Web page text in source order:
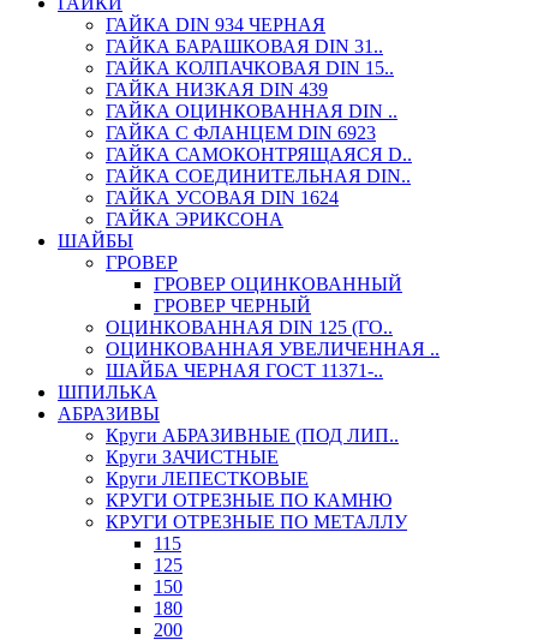
ГАЙКА DIN 934 ЧЕРНАЯ
ГАЙКА БАРАШКОВАЯ DIN 31..
ГАЙКА КОЛПАЧКОВАЯ DIN 15..
ГАЙКА НИЗКАЯ DIN 439
ГАЙКА ОЦИНКОВАННАЯ DIN ..
ГАЙКА С ФЛАНЦЕМ DIN 6923
ГАЙКА САМОКОНТРЯЩАЯСЯ D..
ГАЙКА СОЕДИНИТЕЛЬНАЯ DIN..
ГАЙКА УСОВАЯ DIN 1624
ГАЙКА ЭРИКСОНА
ШАЙБЫ
ГРОВЕР
ГРОВЕР ОЦИНКОВАННЫЙ
ГРОВЕР ЧЕРНЫЙ
ОЦИНКОВАННАЯ DIN 125 (ГО..
ОЦИНКОВАННАЯ УВЕЛИЧЕННАЯ ..
ШАЙБА ЧЕРНАЯ ГОСТ 11371-..
ШПИЛЬКА
АБРАЗИВЫ
Круги АБРАЗИВНЫЕ (ПОД ЛИП..
Круги ЗАЧИСТНЫЕ
Круги ЛЕПЕСТКОВЫЕ
КРУГИ ОТРЕЗНЫЕ ПО КАМНЮ
КРУГИ ОТРЕЗНЫЕ ПО МЕТАЛЛУ
115
125
150
180
200